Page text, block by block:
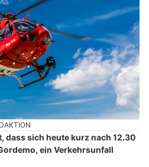
dass sich heute kurz nach 12.30
ein Verkehrsunfall